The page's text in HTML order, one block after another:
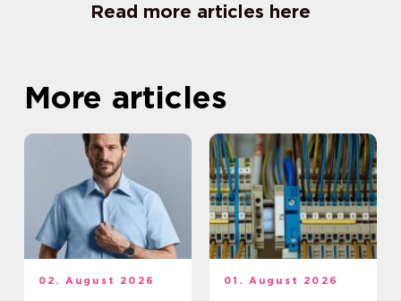
Read more articles here
More articles
02. August 2026 01. August 2026